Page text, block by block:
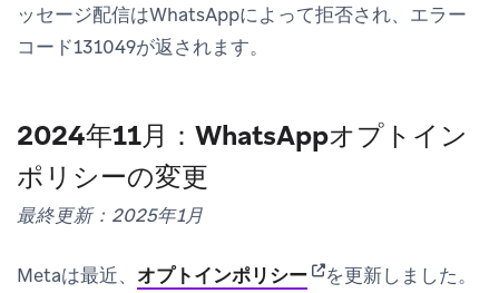
ッセージ配信はWhatsAppによって拒否され、エラー
コード131049が返されます。
2024年11月：WhatsAppオプトイン
ポリシーの変更
最終更新：2025年1月
Metaは最近、 オプトインポリシー(opens in new tab)
を更新しました。